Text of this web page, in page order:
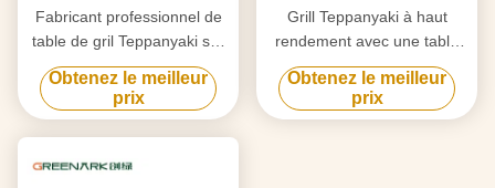
Fabricant professionnel de
table de gril Teppanyaki sur
mesure avec design gratuit
fournisseur fiable
d'équipement de gril Hibachi
Obtenez le meilleur
prix
Grill Teppanyaki à haut
rendement avec une table
de 20 mm en acier allié de
qualité alimentaire et un
chauffage intelligent
Obtenez le meilleur
prix